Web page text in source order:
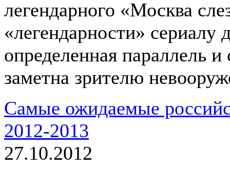
легендарного «Москва
«легендарности» сериалу
определенная параллель
заметна зрителю
Самые ожидаемые
2012-2013
27.10.2012